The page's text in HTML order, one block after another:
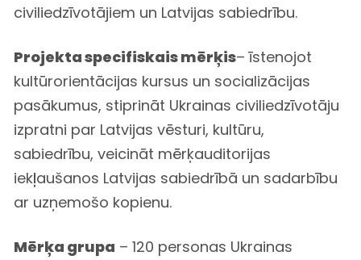
civiliedzīvotājiem un Latvijas sabiedrību.
Projekta specifiskais mērķis– īstenojot
kultūrorientācijas kursus un socializācijas
pasākumus, stiprināt Ukrainas civiliedzīvotāju
izpratni par Latvijas vēsturi, kultūru,
sabiedrību, veicināt mērķauditorijas
iekļaušanos Latvijas sabiedrībā un sadarbību
ar uzņemošo kopienu.
Mērķa grupa – 120 personas Ukrainas